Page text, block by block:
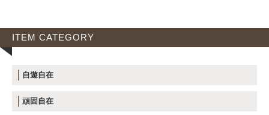
ITEM CATEGORY
自遊自在
頑固自在